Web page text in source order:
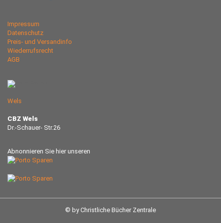
Impressum
Datenschutz
Preis- und Versandinfo
Wiederrufsrecht
AGB
Wels
CBZ Wels
Dr.-Schauer- Str.26
Abnonnieren Sie hier unseren
© by Christliche Bücher Zentrale